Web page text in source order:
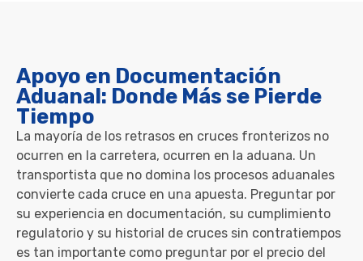
Apoyo en Documentación
Aduanal: Donde Más se Pierde
Tiempo
La mayoría de los retrasos en cruces fronterizos no
ocurren en la carretera, ocurren en la aduana. Un
transportista que no domina los procesos aduanales
convierte cada cruce en una apuesta. Preguntar por
su experiencia en documentación, su cumplimiento
regulatorio y su historial de cruces sin contratiempos
es tan importante como preguntar por el precio del